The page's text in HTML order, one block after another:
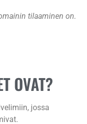
tilaaminen on.
OVAT?
jossa